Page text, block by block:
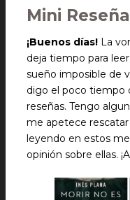
Mini
¡Buenos días! La
deja tiempo para
sueño imposible de
digo el poco tiempo
reseñas. Tengo
me apetece
leyendo en estos
opinión sobre ellas.